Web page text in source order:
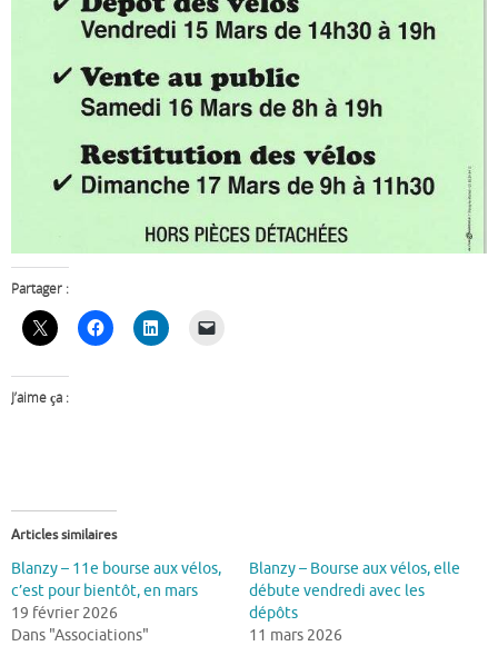
Partager :
J’aime ça :
Articles similaires
Blanzy – 11e bourse aux vélos,
c’est pour bientôt, en mars
19 février 2026
Dans "Associations"
Blanzy – Bourse aux vélos, elle
débute vendredi avec les
dépôts
11 mars 2026